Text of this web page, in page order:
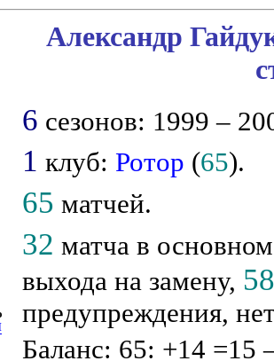
Александр
6 сезонов: 1999 –
1 клуб: Ротор (65).
65 матчей.
32 матча в
выхода на замену,
предупреждения,
Баланс: 65: +14 =15